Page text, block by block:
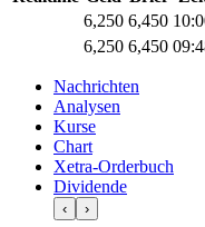
6,250 6,450
6,250 6,450
Nachrichten
Analysen
Kurse
Chart
Xetra-Orderbuch
Dividende
‹ ›